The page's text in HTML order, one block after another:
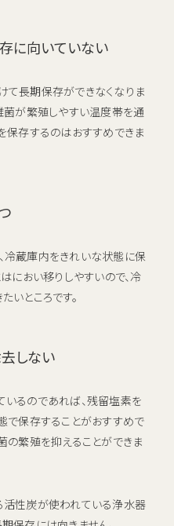
に向いていない
て長期保存ができなくなりま
菌が繁殖しやすい温度帯を通
保存するのはおすすめできま
冷蔵庫内をきれいな状態に保
におい移りしやすいので、冷
いところです。
しない
るのであれば、残留塩素を
で保存することがおすすめで
の繁殖を抑えることができま
活性炭が使われている浄水器